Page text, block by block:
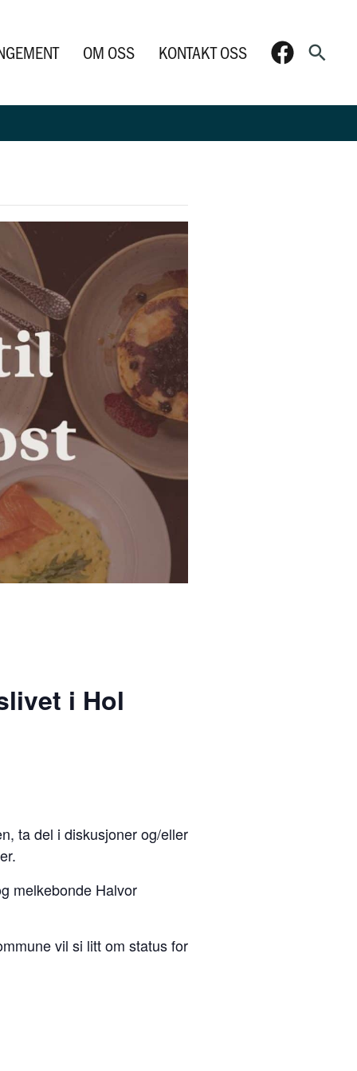
OM OSS KONTAKT OSS Søk
i Hol
ta del i diskusjoner og/eller
melkebonde Halvor
vil si litt om status for